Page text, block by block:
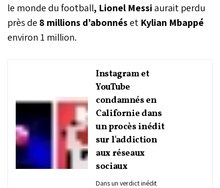
le monde du football, Lionel Messi aurait perdu
près de 8 millions d’abonnés et Kylian Mbappé
environ 1 million.
Instagram et
YouTube
condamnés en
Californie dans
un procès inédit
sur l'addiction
aux réseaux
sociaux
Dans un verdict inédit